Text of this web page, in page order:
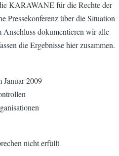
KARAWANE für die Rechte der
Pressekonferenz über die Situation
dokumentieren wir alle
die Ergebnisse hier zusammen.
2009
nicht erfüllt